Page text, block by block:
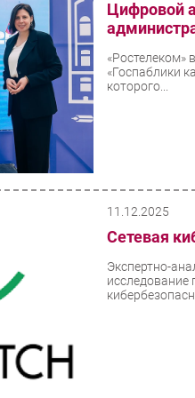
Цифровой
«Ростелеком»
«Госпаблики
которого...
11.12.2025
Сетевая
Экспертно-
исследование